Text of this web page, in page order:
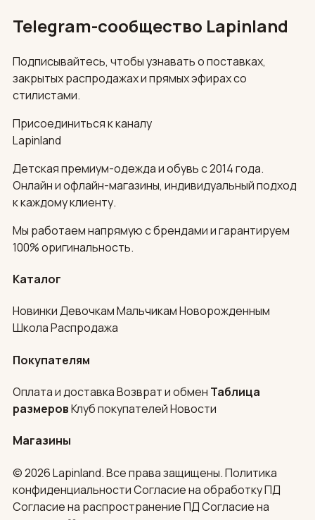
Telegram-сообщество Lapinland
Подписывайтесь, чтобы узнавать о поставках,
закрытых распродажах и прямых эфирах со
стилистами.
Присоединиться к каналу
Lapinland
Детская премиум-одежда и обувь с 2014 года.
Онлайн и офлайн-магазины, индивидуальный подход
к каждому клиенту.
Мы работаем напрямую с брендами и гарантируем
100% оригинальность.
Каталог
НовинкиДевочкамМальчикамНоворожденным
ШколаРаспродажа
Покупателям
Оплата и доставкаВозврат и обмен Таблица
размеровКлуб покупателейНовости
Магазины
© 2026 Lapinland. Все права защищены.Политика
конфиденциальностиСогласие на обработку ПД
Согласие на распространение ПДСогласие на